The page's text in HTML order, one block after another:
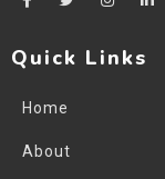
Quick Links
Home
About